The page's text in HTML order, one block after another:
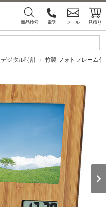
商品検索 電話 メール 見積り
デジタル時計 竹製 フォトフレーム